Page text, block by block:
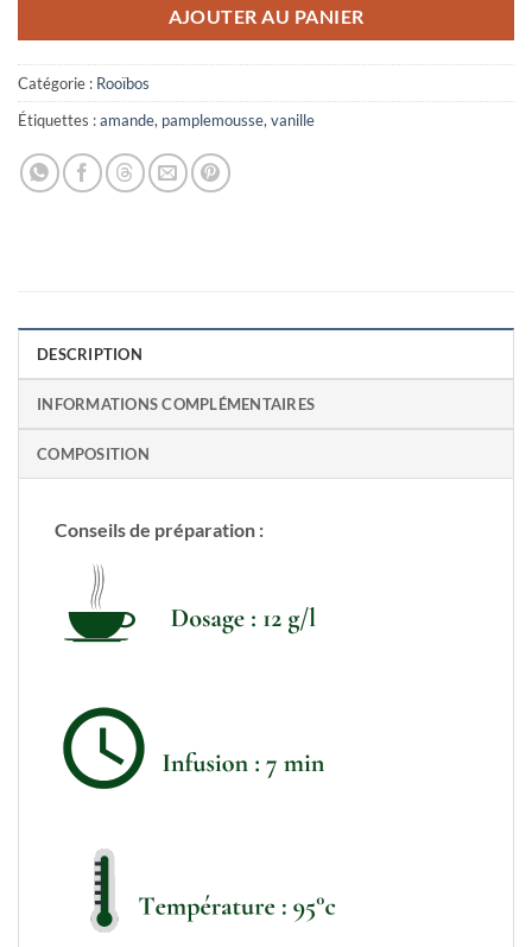
AJOUTER AU PANIER
Catégorie : Rooïbos
Étiquettes :amande, pamplemousse,vanille
DESCRIPTION
INFORMATIONS COMPLÉMENTAIRES
COMPOSITION
Conseils de préparation :